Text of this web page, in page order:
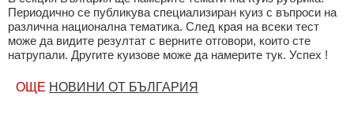
Периодично се публикува специализиран куиз с въпроси на
различна национална тематика. След края на всеки тест
може да видите резултат с верните отговори, които сте
натрупали. Другите куизове може да намерите тук. Успех !
ОЩЕ НОВИНИ ОТ БЪЛГАРИЯ